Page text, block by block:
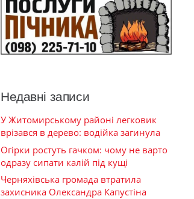
Недавні записи
У Житомирському районі легковик
врізався в дерево: водійка загинула
Огірки ростуть гачком: чому не варто
одразу сипати калій під кущі
Черняхівська громада втратила
захисника Олександра Капустіна